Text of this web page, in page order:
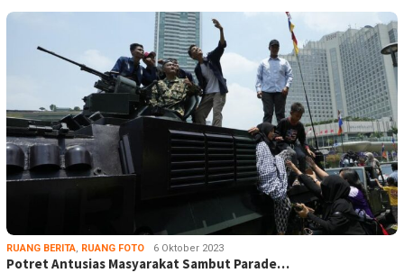
RUANG BERITA, RUANG FOTO 6 Oktober 2023
Potret Antusias Masyarakat Sambut Parade…